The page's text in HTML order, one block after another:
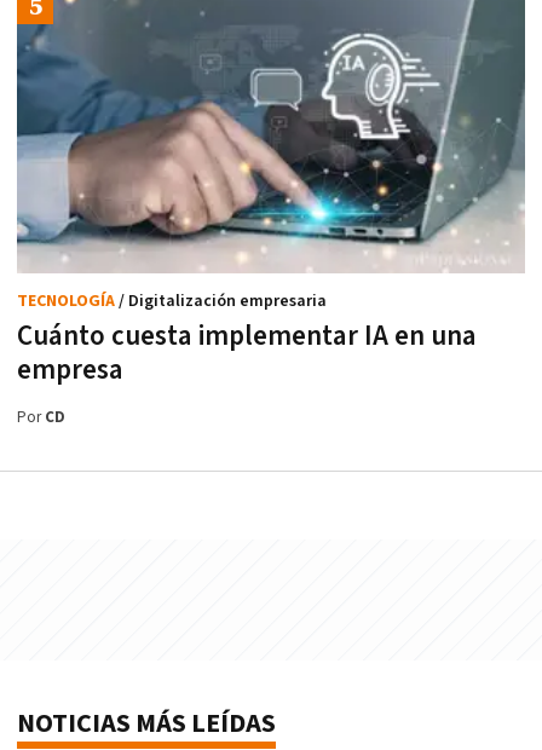
Cuánto cuesta implementar IA en una
empresa
TECNOLOGÍA/ Digitalización empresaria
PorCD
NOTICIAS MÁS LEÍDAS